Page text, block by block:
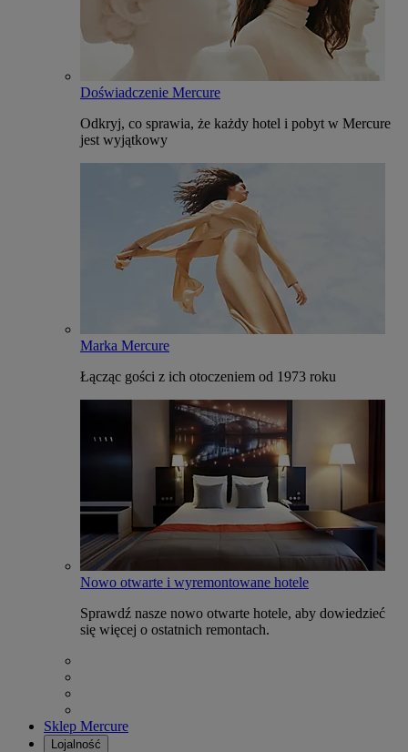
Doświadczenie Mercure
Odkryj, co sprawia, że każdy hotel i pobyt w Mercure
jest wyjątkowy
Marka Mercure
Łącząc gości z ich otoczeniem od 1973 roku
Nowo otwarte i wyremontowane hotele
Sprawdź nasze nowo otwarte hotele, aby dowiedzieć
się więcej o ostatnich remontach.
Sklep Mercure
Lojalność